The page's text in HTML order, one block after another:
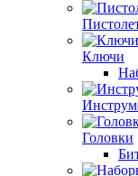
Ключи
Головки